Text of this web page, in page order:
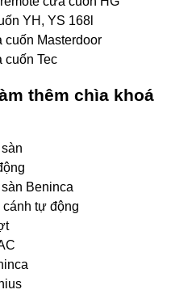
YH, YS 168l
cuốn Masterdoor
cuốn Tec
thêm chìa khoá
Beninca
tự động